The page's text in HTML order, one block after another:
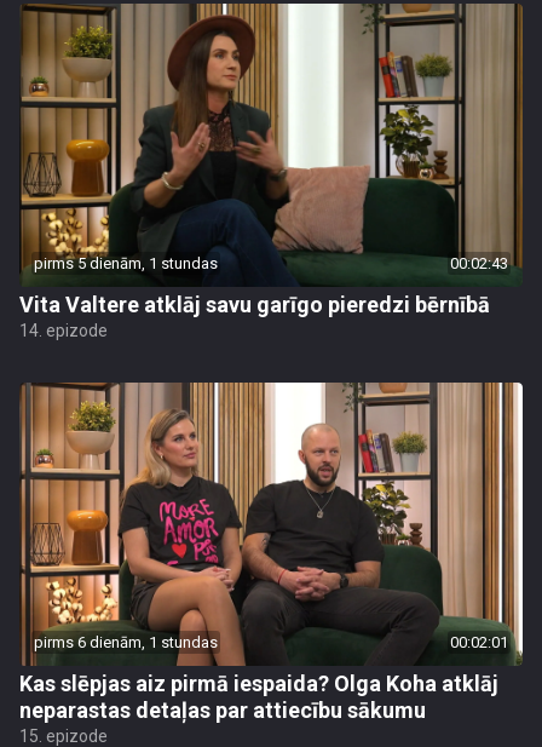
pirms 5 dienām, 1 stundas 00:02:43
Vita Valtere atklāj savu garīgo pieredzi bērnībā
14. epizode
pirms 6 dienām, 1 stundas 00:02:01
Kas slēpjas aiz pirmā iespaida? Olga Koha atklāj
neparastas detaļas par attiecību sākumu
15. epizode